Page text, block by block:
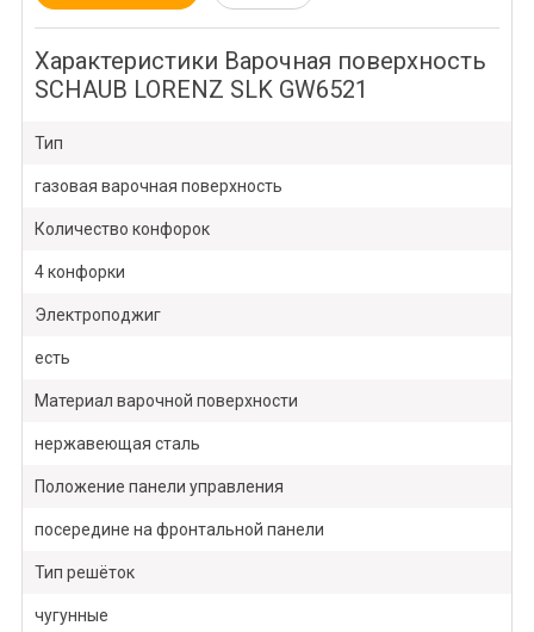
Характеристики Варочная поверхность
SCHAUB LORENZ SLK GW6521
Тип
газовая варочная поверхность
Количество конфорок
4 конфорки
Электроподжиг
есть
Материал варочной поверхности
нержавеющая сталь
Положение панели управления
посередине на фронтальной панели
Тип решёток
чугунные